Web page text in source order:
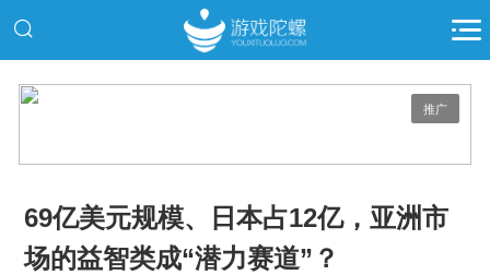
推广
69亿美元规模、日本占12亿，亚洲市
场的益智类成“潜力赛道”？